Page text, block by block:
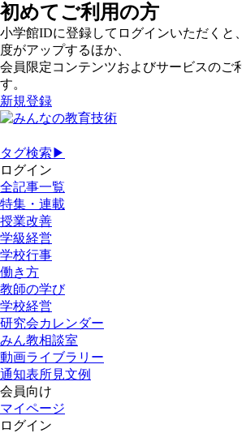
初めてご利用の方
小学館IDに登録してログインいただくと
度がアップするほか、
会員限定コンテンツおよびサービスのご
す。
新規登録
タグ検索▶
ログイン
全記事一覧
特集・連載
授業改善
学級経営
学校行事
働き方
教師の学び
学校経営
研究会カレンダー
みん教相談室
動画ライブラリー
通知表所見文例
会員向け
マイページ
ログイン